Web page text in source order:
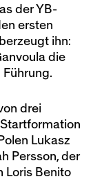
der YB-
ersten
ihn:
die
Führung.
drei
Lukasz
Persson, der
Loris Benito